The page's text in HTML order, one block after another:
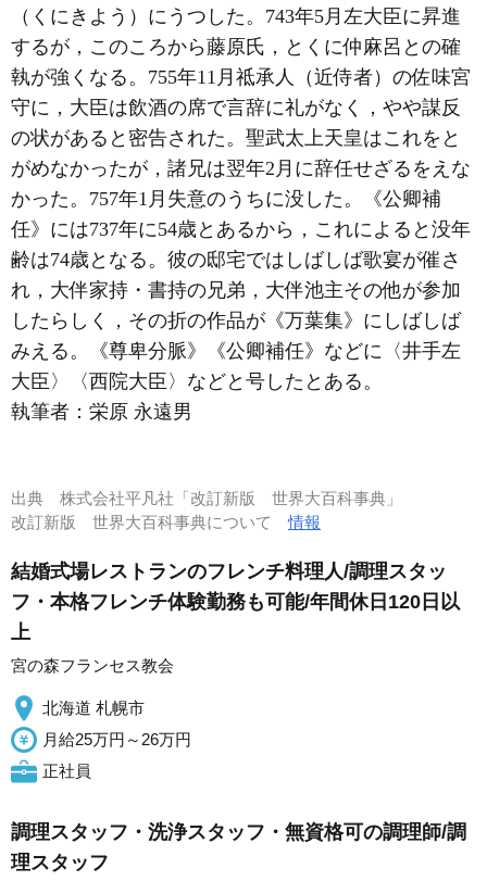
（くにきよう）にうつした。743年5月左大臣に昇進
するが，このころから藤原氏，とくに仲麻呂との確
執が強くなる。755年11月祗承人（近侍者）の佐味宮
守に，大臣は飲酒の席で言辞に礼がなく，やや謀反
の状があると密告された。聖武太上天皇はこれをと
がめなかったが，諸兄は翌年2月に辞任せざるをえな
かった。757年1月失意のうちに没した。《公卿補
任》には737年に54歳とあるから，これによると没年
齢は74歳となる。彼の邸宅ではしばしば歌宴が催さ
れ，大伴家持・書持の兄弟，大伴池主その他が参加
したらしく，その折の作品が《万葉集》にしばしば
みえる。《尊卑分脈》《公卿補任》などに〈井手左
大臣〉〈西院大臣〉などと号したとある。
執筆者： 栄原 永遠男
出典 株式会社平凡社「改訂新版 世界大百科事典」
改訂新版 世界大百科事典について情報
結婚式場レストランのフレンチ料理人/調理スタッ
フ・本格フレンチ体験勤務も可能/年間休日120日以
上
宮の森フランセス教会
北海道 札幌市
月給25万円～26万円
正社員
調理スタッフ・洗浄スタッフ・無資格可の調理師/調
理スタッフ